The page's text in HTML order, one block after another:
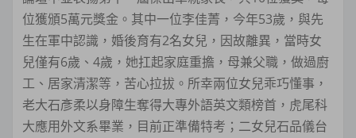
位獲頒5萬元獎金。其中一位李佳菁，今年53歲，與先
生在軍中認識，婚後育有2名女兒，因故離異，當時女
兒僅有6歲、4歲，她扛起家庭重擔，母兼父職，做過廚
工、居家清潔等，苦心拉拔。所幸兩位女兒乖巧懂事，
老大石彥柔以身障生奪得大專外語英文類榜首，虎尾科
大應用外文系畢業，目前正準備特考；二女兒石品儀台